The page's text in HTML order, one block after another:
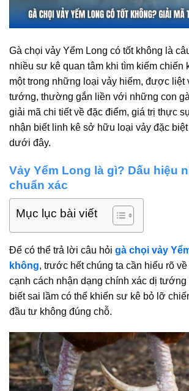
Gà chọi vảy Yểm Long có tốt không là
nhiều sư kê quan tâm khi tìm kiếm chiến
một trong những loại vảy hiếm, được liệt
tướng, thường gắn liền với những con
giải mã chi tiết về đặc điểm, giá trị thực
nhận biết linh kê sở hữu loại vảy đặc
dưới đây.
Vảy Yểm Long là gì? Dấu hiệu
chuẩn xác
Mục lục bài viết
Để có thể trả lời câu hỏi gà chọi vảy
không, trước hết chúng ta cần hiểu rõ
cạnh cách nhận dạng chính xác dị tướng
biết sai lầm có thể khiến sư kê bỏ lỡ
đầu tư không đúng chỗ.